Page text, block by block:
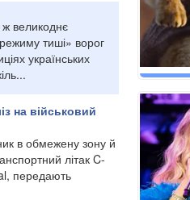
великоднє
тиші» ворог
українських
на військовий
в обмежену зону й
літак C-
передають